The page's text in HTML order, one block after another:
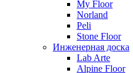
My Floor
Norland
Peli
Stone Floor
Инженерная доска
Lab Arte
Alpine Floor